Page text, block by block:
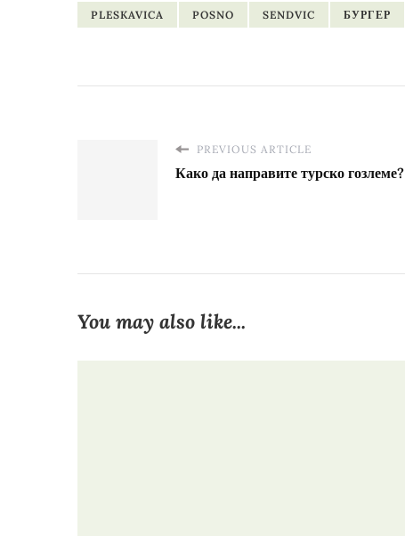
PLESKAVICA POSNO SENDVIC БУРГЕР
PREVIOUS ARTICLE
Како да направите турско гозлеме?
You may also like...